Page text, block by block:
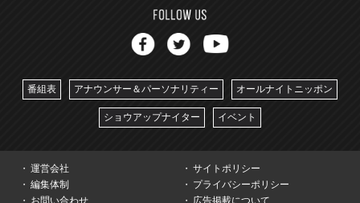
番組表 アナウンサー＆パーソナリティー オールナイトニッポン
ショウアップナイター イベント
運営会社
サイトポリシー
編集体制
プライバシーポリシー
お問い合わせ
広告掲載について